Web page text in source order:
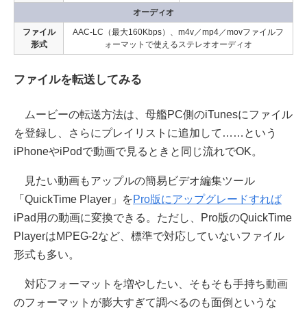
オーディオ
ファイル
形式
AAC-LC（最大160Kbps）、m4v／mp4／movファイルフ
ォーマットで使えるステレオオーディオ
ファイルを転送してみる
ムービーの転送方法は、母艦PC側のiTunesにファイル
を登録し、さらにプレイリストに追加して……という
iPhoneやiPodで動画で見るときと同じ流れでOK。
見たい動画もアップルの簡易ビデオ編集ツール
「QuickTime Player」をPro版にアップグレードすれば
iPad用の動画に変換できる。ただし、Pro版のQuickTime
PlayerはMPEG-2など、標準で対応していないファイル
形式も多い。
対応フォーマットを増やしたい、そもそも手持ち動画
のフォーマットが膨大すぎて調べるのも面倒というな